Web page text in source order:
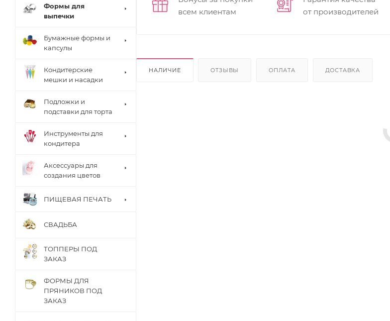
всем клиентам
от производителей
НАЛИЧИЕ ОТЗЫВЫ ОПЛАТА ДОСТАВКА
Формы для
выпечки
Бумажные формы и
капсулы
Кондитерские
мешки и насадки
Подложки и
подставки для торта
Инструменты для
кондитера
Аксессуары для
создания цветов
ПИЩЕВАЯ ПЕЧАТЬ
СВАДЬБА
ТОППЕРЫ ПОД
ЗАКАЗ
ФОРМЫ ДЛЯ
ПРЯНИКОВ ПОД
ЗАКАЗ